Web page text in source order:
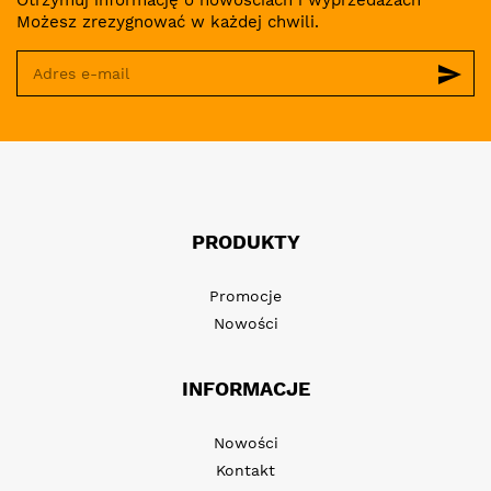
Możesz zrezygnować w każdej chwili.
send
PRODUKTY
Promocje
Nowości
INFORMACJE
Nowości
Kontakt